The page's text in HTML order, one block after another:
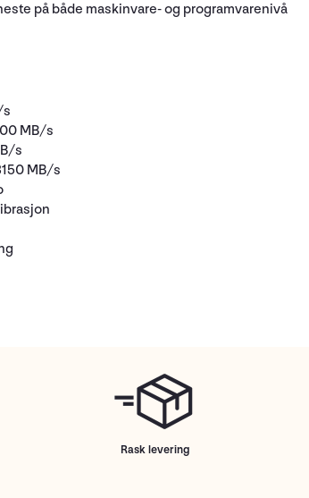
på både maskinvare- og programvarenivå
s
MB/s
s
MB/s
Rask levering